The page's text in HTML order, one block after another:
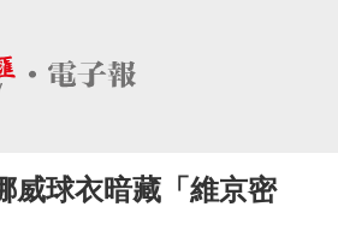
威球衣暗藏「維京密